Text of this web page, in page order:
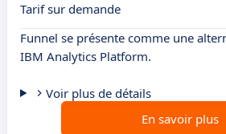
Tarif sur demande
Funnel se présente comme une
IBM Analytics Platform.
Voir plus de détails
En savoir plus